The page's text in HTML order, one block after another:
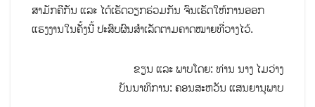
ສາມັກຄີກັນ ແລະ ໄດ້ເຮັດວຽກຮ່ວມກັນ ຈົນເຮັດໃຫ້ການອອກ
ແຮງງານໃນຄັ້ງນີ້ ປະສົບຜົນສໍາເລັດຕາມຄາດໝາຍທີ່ວາງໄວ້.
ຂຽນ ແລະ ພາບໂດຍ: ທ່ານ ນາງ ໄມວ່າງ
ບັນນາທິການ: ຄອນສະຫວັນ ແສນຍານຸພາບ